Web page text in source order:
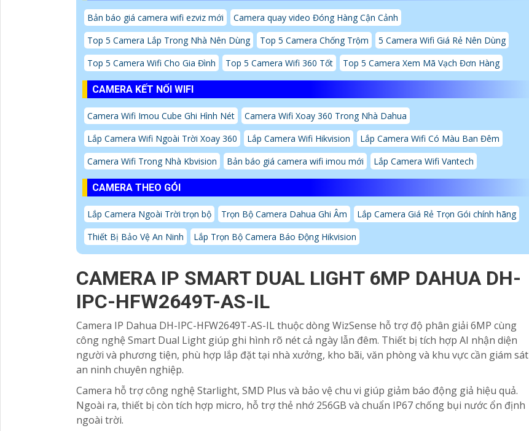
Bản báo giá camera wifi ezviz mới
Camera quay video Đóng Hàng Cận Cảnh
Top 5 Camera Lắp Trong Nhà Nên Dùng
Top 5 Camera Chống Trộm
5 Camera Wifi Giá Rẻ Nên Dùng
Top 5 Camera Wifi Cho Gia Đình
Top 5 Camera Wifi 360 Tốt Top 5 Camera Xem Mã Vạch Đơn Hàng
CAMERA KẾT NỐI WIFI
Camera Wifi Imou Cube Ghi Hình Nét
Camera Wifi Xoay 360 Trong Nhà Dahua
Lắp Camera Wifi Ngoài Trời Xoay 360
Lắp Camera Wifi Hikvision
Lắp Camera Wifi Có Màu Ban Đêm
Camera Wifi Trong Nhà Kbvision
Bản báo giá camera wifi imou mới Lắp Camera Wifi Vantech
CAMERA THEO GÓI
Lắp Camera Ngoài Trời trọn bộ Trọn Bộ Camera Dahua Ghi Âm
Lắp Camera Giá Rẻ Trọn Gói chính hãng
Thiết Bị Bảo Vệ An Ninh
Lắp Trọn Bộ Camera Báo Động Hikvision
CAMERA IP SMART DUAL LIGHT 6MP DAHUA DH-
IPC-HFW2649T-AS-IL
Camera IP Dahua DH-IPC-HFW2649T-AS-IL thuộc dòng WizSense hỗ trợ độ phân giải 6MP cùng
công nghệ Smart Dual Light giúp ghi hình rõ nét cả ngày lẫn đêm. Thiết bị tích hợp AI nhận diện
người và phương tiện, phù hợp lắp đặt tại nhà xưởng, kho bãi, văn phòng và khu vực cần giám sát
an ninh chuyên nghiệp.
Camera hỗ trợ công nghệ Starlight, SMD Plus và bảo vệ chu vi giúp giảm báo động giả hiệu quả.
Ngoài ra, thiết bị còn tích hợp micro, hỗ trợ thẻ nhớ 256GB và chuẩn IP67 chống bụi nước ổn định
ngoài trời.